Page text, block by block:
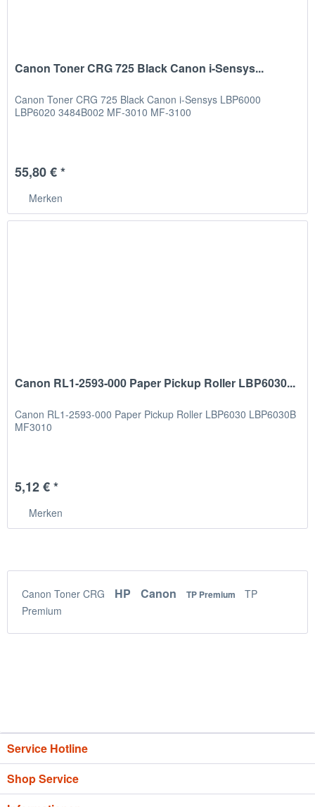
Canon Toner CRG 725 Black Canon i-Sensys...
Canon Toner CRG 725 Black Canon i-Sensys LBP6000
LBP6020 3484B002 MF-3010 MF-3100
55,80 € *
Merken
Canon RL1-2593-000 Paper Pickup Roller LBP6030...
Canon RL1-2593-000 Paper Pickup Roller LBP6030 LBP6030B
MF3010
5,12 € *
Merken
Canon Toner CRG HP Canon TP Premium
TP
Premium
Service Hotline
Shop Service